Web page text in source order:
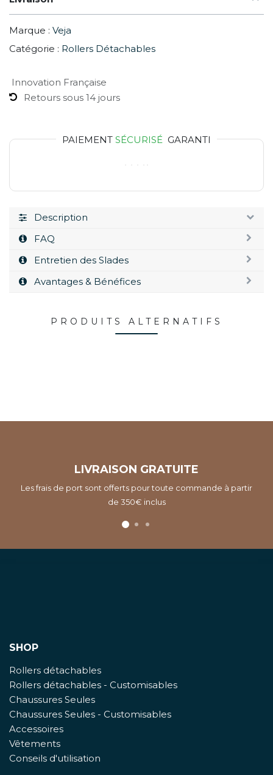
Marque : Veja
Catégorie : Rollers Détachables
Innovation Française
Retours sous 14 jours
PAIEMENT SÉCURISÉ GARANTI
Description
FAQ
Entretien des Slades
Avantages & Bénéfices
PRODUITS ALTERNATIFS
LIVRAISON GRATUITE
Les frais de port sont offerts pour toute commande à partir
de 350€ inclus
SHOP
Rollers détachables
Rollers détachables - Customisables
Chaussures Seules
Chaussures Seules - Customisables
Accessoires
Vêtements
Conseils d'utilisation